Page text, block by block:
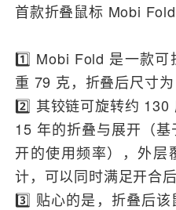
首款折叠鼠标 Mobi Fold
1️⃣ Mobi Fold 是一款可
重 79 克，折叠后尺寸
2️⃣ 其铰链可旋转约 130
15 年的折叠与展开（
开的使用频率），外层
计，可以同时满足开合后
3️⃣ 贴心的是，折叠后